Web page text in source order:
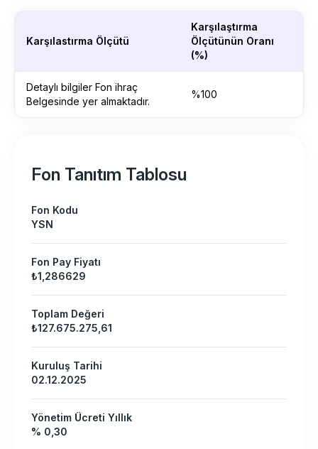
Karşılastırma Ölçütü
Karşılaştırma
Ölçütünün Oranı
(%)
Detaylı bilgiler Fon ihraç
Belgesinde yer almaktadır.
%100
Fon Tanıtım Tablosu
Fon Kodu
YSN
Fon Pay Fiyatı
₺1,286629
Toplam Değeri
₺127.675.275,61
Kuruluş Tarihi
02.12.2025
Yönetim Ücreti Yıllık
% 0,30